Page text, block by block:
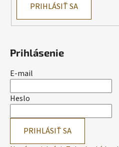
PRIHLÁSIŤ SA
Prihlásenie
E-mail
Heslo
PRIHLÁSIŤ SA